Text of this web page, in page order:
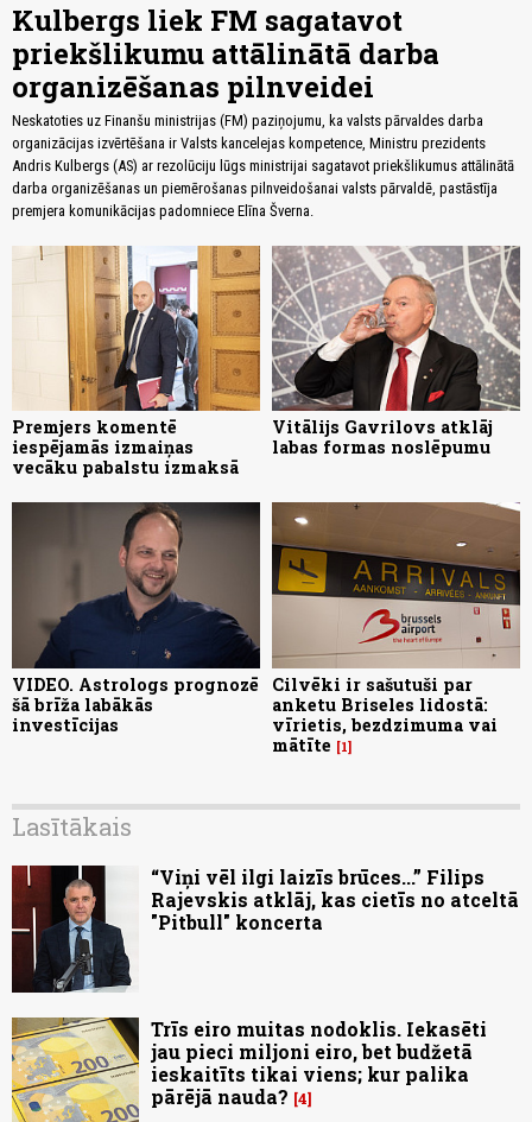
Kulbergs liek FM sagatavot
priekšlikumu attālinātā darba
organizēšanas pilnveidei
Neskatoties uz Finanšu ministrijas (FM) paziņojumu, ka valsts pārvaldes darba
organizācijas izvērtēšana ir Valsts kancelejas kompetence, Ministru prezidents
Andris Kulbergs (AS) ar rezolūciju lūgs ministrijai sagatavot priekšlikumus attālinātā
darba organizēšanas un piemērošanas pilnveidošanai valsts pārvaldē, pastāstīja
premjera komunikācijas padomniece Elīna Šverna.
Premjers komentē
iespējamās izmaiņas
vecāku pabalstu izmaksā
Vitālijs Gavrilovs atklāj
labas formas noslēpumu
VIDEO. Astrologs prognozē
šā brīža labākās
investīcijas
Cilvēki ir sašutuši par
anketu Briseles lidostā:
vīrietis, bezdzimuma vai
mātīte
1
Lasītākais
“Viņi vēl ilgi laizīs brūces...” Filips
Rajevskis atklāj, kas cietīs no atceltā
"Pitbull" koncerta
Trīs eiro muitas nodoklis. Iekasēti
jau pieci miljoni eiro, bet budžetā
ieskaitīts tikai viens; kur palika
pārējā nauda? 4